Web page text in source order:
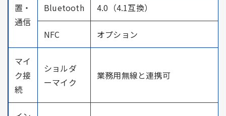
置・
通信
Bluetooth 4.0（4.1互換）
NFC オプション
マイ
ク接
続
ショルダ
ーマイク
業務用無線と連携可